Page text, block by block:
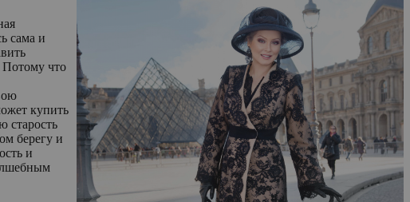
сама и
Потому что
купить
старость
берегу и
и